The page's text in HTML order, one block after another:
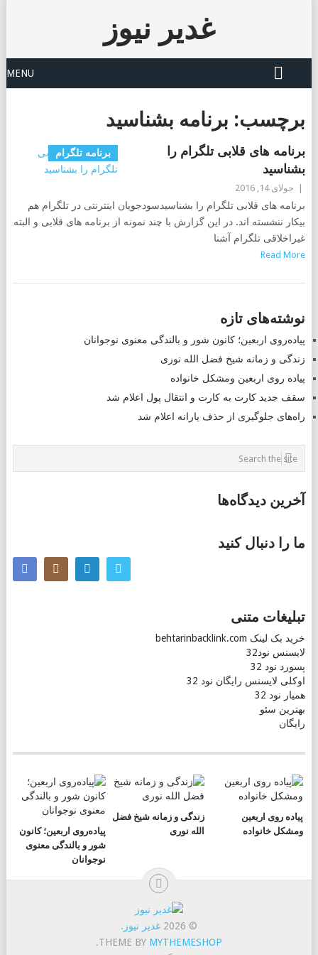
غدیر نیوز
MENU
برچسب: برنامه بشناسید
برنامه تلگرام
برنامه های قلابی تلگرام را
بشناسید
جولای 14, 2016
برنامه های قلابی تلگرام را بشناسیدسودجویان اینترنتی در تلگرام هم
بیکار ننشسته اند. در این گزارش با چند نمونه از برنامه های قلابی و البته
غیراخلاقی تلگرام آشنا
Read More
POSTS
NAVIGATION
نوشته‌های تازه
پیاده‌روی اربعین؛ کانون شور و بالندگی معنوی نوجوانان
زندگی و زمانه شیخ فضل الله نوری
پیاده روی اربعین ومشکل خانواده
سقف جدید کارت به کارت و انتقال پول اعلام شد
راه‌های جلوگیری از حذف یارانه اعلام شد
آخرین دیدگاه‌ها
ما را دنبال کنید
تبلیغات متنی
خرید بک لینک behtarinbacklink.com
لایسنس نود32
پسورد نود 32
اوکلی لایسنس رایگان نود 32
همیار نود 32
بهترین سئو
رایگان
پیاده‌روی اربعین؛ کانون
شور و بالندگی معنوی
نوجوانان
زندگی و زمانه شیخ فضل
الله نوری
پیاده روی اربعین
ومشکل خانواده
© 2026 غدیر نیوز .
THEME BY MYTHEMESHOP
.